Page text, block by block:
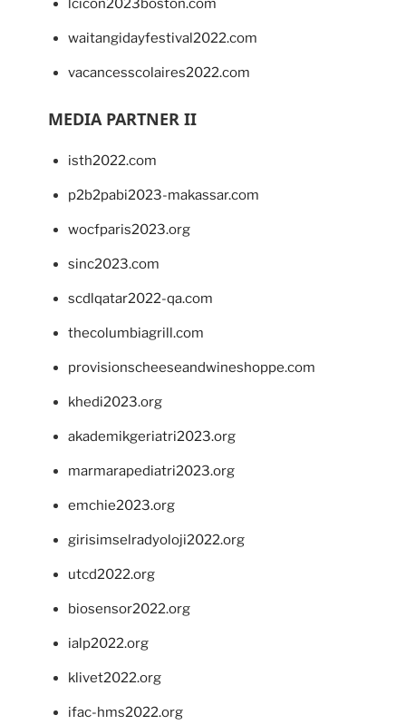
lcicon2023boston.com
waitangidayfestival2022.com
vacancesscolaires2022.com
MEDIA PARTNER II
isth2022.com
p2b2pabi2023-makassar.com
wocfparis2023.org
sinc2023.com
scdlqatar2022-qa.com
thecolumbiagrill.com
provisionscheeseandwineshoppe.com
khedi2023.org
akademikgeriatri2023.org
marmarapediatri2023.org
emchie2023.org
girisimselradyoloji2022.org
utcd2022.org
biosensor2022.org
ialp2022.org
klivet2022.org
ifac-hms2022.org